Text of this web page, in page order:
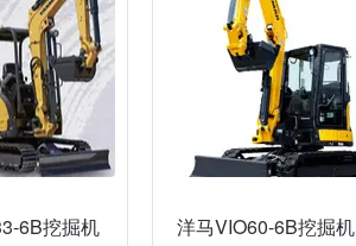
6B挖掘机 洋马VIO60-6B挖掘机